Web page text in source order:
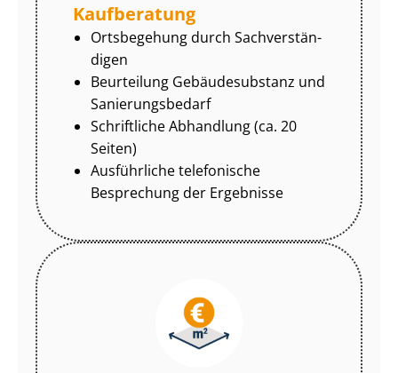
Kaufberatung
Ortsbegehung durch Sach­ver­stän­
di­gen
Beurteilung Gebäudesubstanz und
Sa­nie­rungs­be­darf
Schriftliche Abhandlung (ca. 20
Seiten)
Ausführliche telefonische
Besprechung der Ergebnisse